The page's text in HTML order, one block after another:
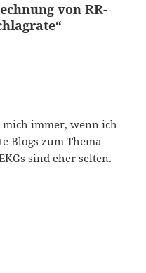
von RR-
immer, wenn ich
Blogs zum Thema
sind eher selten.